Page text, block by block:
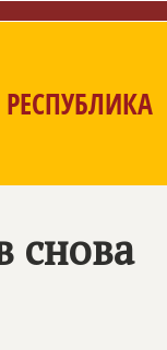
снова